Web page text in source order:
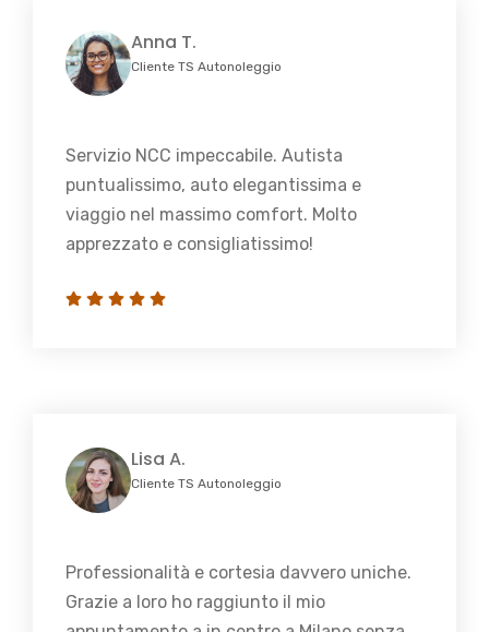
Anna T.
Cliente TS Autonoleggio
Servizio NCC impeccabile. Autista
puntualissimo, auto elegantissima e
viaggio nel massimo comfort. Molto
apprezzato e consigliatissimo!
Lisa A.
Cliente TS Autonoleggio
Professionalità e cortesia davvero uniche.
Grazie a loro ho raggiunto il mio